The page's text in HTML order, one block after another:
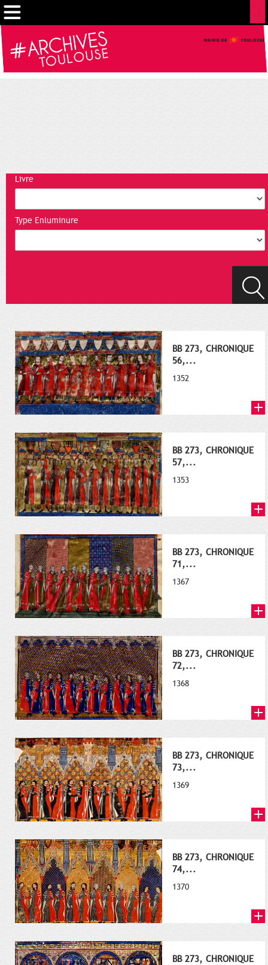
Livre
Type Enluminure
BB 273, CHRONIQUE
56,...
1352
BB 273, CHRONIQUE
57,...
1353
BB 273, CHRONIQUE
71,...
1367
BB 273, CHRONIQUE
72,...
1368
BB 273, CHRONIQUE
73,...
1369
BB 273, CHRONIQUE
74,...
1370
BB 273, CHRONIQUE
Gestion de vos préférences sur les cookies